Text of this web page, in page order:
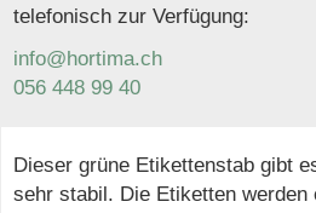
telefonisch zur Verfügung:
info@hortima.ch
056 448 99 40
Dieser grüne Etikettenstab gibt
sehr stabil. Die Etiketten werden